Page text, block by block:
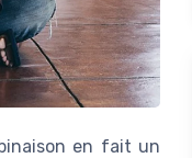
en fait un